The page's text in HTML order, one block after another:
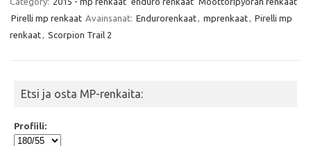
b
o
o
e
r
A
p
Pirelli mp renkaat Avainsanat: Endurorenkaat, mprenkaat, Pirelli mp
renkaat, Scorpion Trail 2
Etsi ja osta MP-renkaita:
Profiili: